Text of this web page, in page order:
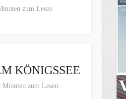
zum Lesen
KÖNIGSSEE
Minuten zum Lesen